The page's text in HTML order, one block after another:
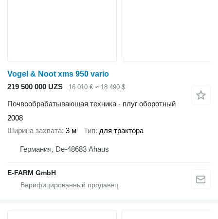
Vogel & Noot xms 950 vario
219 500 000 UZS
16 010 € ≈ 18 490 $
Почвообрабатывающая техника - плуг оборотный
2008
Ширина захвата 3 м Тип для трактора
Германия, De-48683 Ahaus
E-FARM GmbH